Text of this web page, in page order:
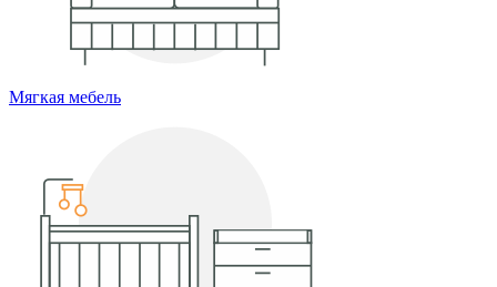
Мягкая мебель